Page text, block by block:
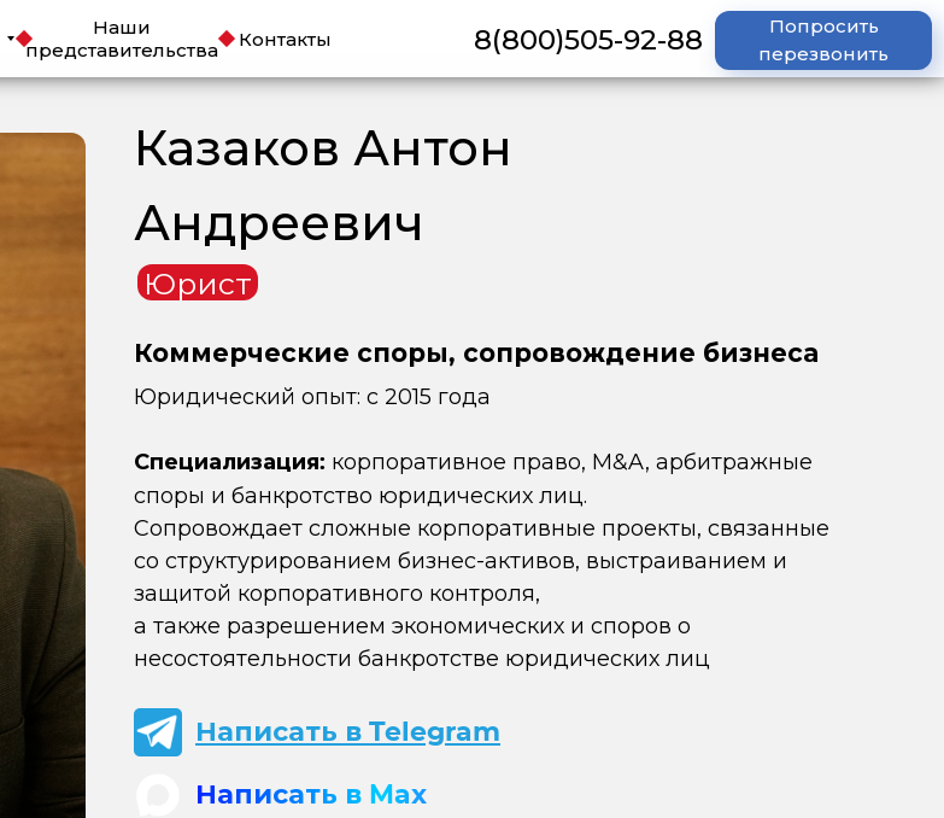
Попросить
перезвонить
Контакты
Наши
представительства
8(800)505-92-88
Казаков Антон
Андреевич
Коммерческие споры, сопровождение бизнеса
Юридический опыт: с 2015 года
Специализация: корпоративное право, M&A, арбитражные
споры и банкротство юридических лиц.
Сопровождает сложные корпоративные проекты, связанные
со структурированием бизнес-активов, выстраиванием и
защитой корпоративного контроля,
а также разрешением экономических и споров о
несостоятельности банкротстве юридических лиц
Юрист
Написать в Telegram
Написать в Max